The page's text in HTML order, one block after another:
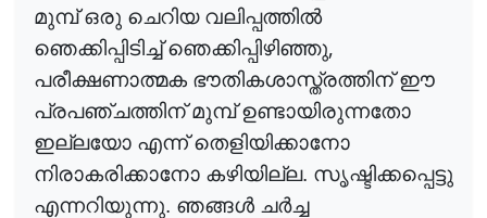
മുമ്പ് ഒരു ചെറിയ വലിപ്പത്തിൽ
ഞെക്കിപ്പിടിച്ച് ഞെക്കിപ്പിഴിഞ്ഞു,
പരീക്ഷണാത്മക ഭൗതികശാസ്ത്രത്തിന് ഈ
പ്രപഞ്ചത്തിന് മുമ്പ് ഉണ്ടായിരുന്നതോ
ഇല്ലയോ എന്ന് തെളിയിക്കാനോ
നിരാകരിക്കാനോ കഴിയില്ല. സൃഷ്ടിക്കപ്പെട്ടു
എന്നറിയുന്നു. ഞങ്ങൾ ചർച്ച